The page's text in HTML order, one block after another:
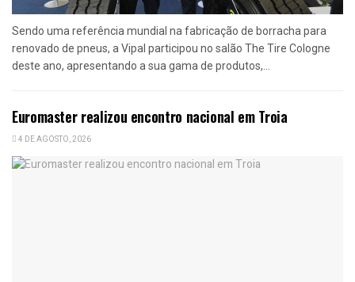
Sendo uma referência mundial na fabricação de borracha para
renovado de pneus, a Vipal participou no salão The Tire Cologne
deste ano, apresentando a sua gama de produtos,...
Euromaster realizou encontro nacional em Troia
4 DE AGOSTO, 2026